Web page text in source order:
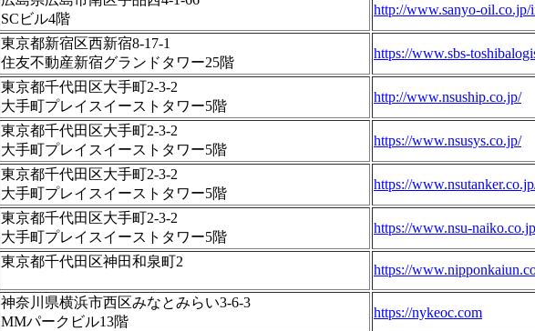
SCビル4階
http://www.sanyo-oil.co.jp/
東京都新宿区西新宿8-17-1
住友不動産新宿グランドタワー25階
https://www.sbs-
東京都千代田区大手町2-3-2
大手町プレイスイーストタワー5階
http://www.nsuship.co.jp/
東京都千代田区大手町2-3-2
大手町プレイスイーストタワー5階
https://www.nsusys.co.jp/
東京都千代田区大手町2-3-2
大手町プレイスイーストタワー5階
https://
東京都千代田区大手町2-3-2
大手町プレイスイーストタワー5階
https://www.nsu-
東京都千代田区神田和泉町2
https://
神奈川県横浜市西区みなとみらい3-6-3
MMパークビル13階
https://nykeoc.com